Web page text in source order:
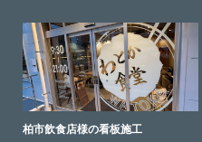
柏市飲食店様の看板施工